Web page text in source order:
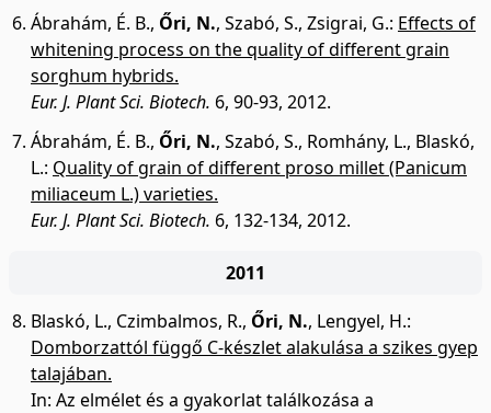
Ábrahám, É. B., Őri, N., Szabó, S., Zsigrai, G.: Effects of
whitening process on the quality of different grain
sorghum hybrids.
Eur. J. Plant Sci. Biotech. 6, 90-93, 2012.
Ábrahám, É. B., Őri, N., Szabó, S., Romhány, L., Blaskó,
L.: Quality of grain of different proso millet (Panicum
miliaceum L.) varieties.
Eur. J. Plant Sci. Biotech. 6, 132-134, 2012.
2011
Blaskó, L., Czimbalmos, R., Őri, N., Lengyel, H.:
Domborzattól függő C-készlet alakulása a szikes gyep
talajában.
In: Az elmélet és a gyakorlat találkozása a